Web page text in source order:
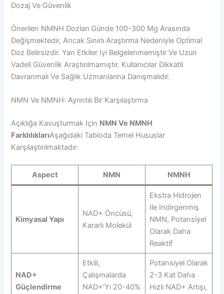
Dozaj Ve Güvenlik
Önerilen NMNH Dozları Günde 100-300 Mg Arasında
Değişmektedir, Ancak Sınırlı Araştırma Nedeniyle Optimal
Doz Belirsizdir. Yan Etkiler Iyi Belgelenmemiştir Ve Uzun
Vadeli Güvenlik Araştırılmamıştır. Kullanıcılar Dikkatli
Davranmalı Ve Sağlık Uzmanlarına Danışmalıdır.
NMN Ve NMNH: Ayrıntılı Bir Karşılaştırma
Açıklığa Kavuşturmak Için NMN Ve NMNH
FarklılıklarıAşağıdaki Tabloda Temel Hususlar
Karşılaştırılmaktadır:
Aspect NMN NMNH
Kimyasal Yapı
NAD+ Öncüsü,
Kararlı Molekül
Ekstra Hidrojen
Ile Indirgenmiş
NMN, Potansiyel
Olarak Daha
Reaktif
NAD+
Güçlendirme
Etkili,
Çalışmalarda
NAD+'yı 20-40%
Potansiyel Olarak
2-3 Kat Daha
Hızlı NAD+ Artışı,